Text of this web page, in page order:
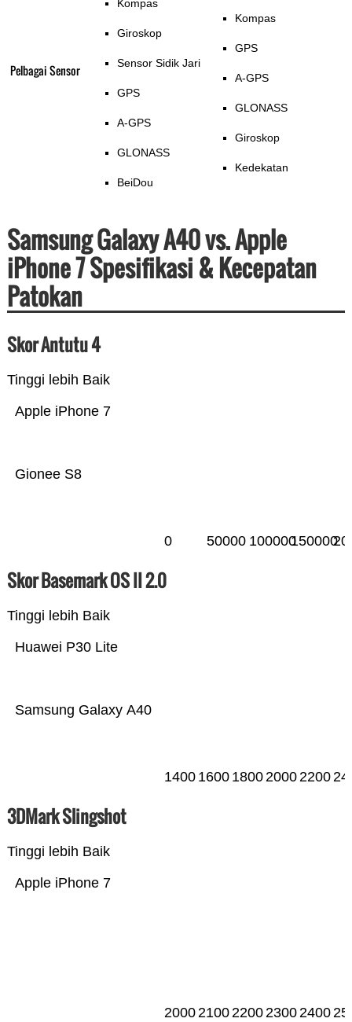
Pelbagai Sensor
Kompas
Giroskop
Sensor Sidik Jari
GPS
A-GPS
GLONASS
BeiDou
Kompas
GPS
A-GPS
GLONASS
Giroskop
Kedekatan
Samsung Galaxy A40 vs. Apple
iPhone 7 Spesifikasi & Kecepatan
Patokan
Skor Antutu 4
Tinggi lebih Baik
Gionee S8
Apple iPhone 7
0 50000 100000150000
Skor Basemark OS II 2.0
Tinggi lebih Baik
Samsung Galaxy A40
Huawei P30 Lite
1400 1600 180020002200
3DMark Slingshot
Tinggi lebih Baik
Apple iPhone 7
20002100220023002400